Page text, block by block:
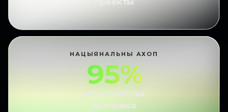
НАЦЫЯНАЛЬНЫ АХОП
95%
насельніцтва
ахоплена